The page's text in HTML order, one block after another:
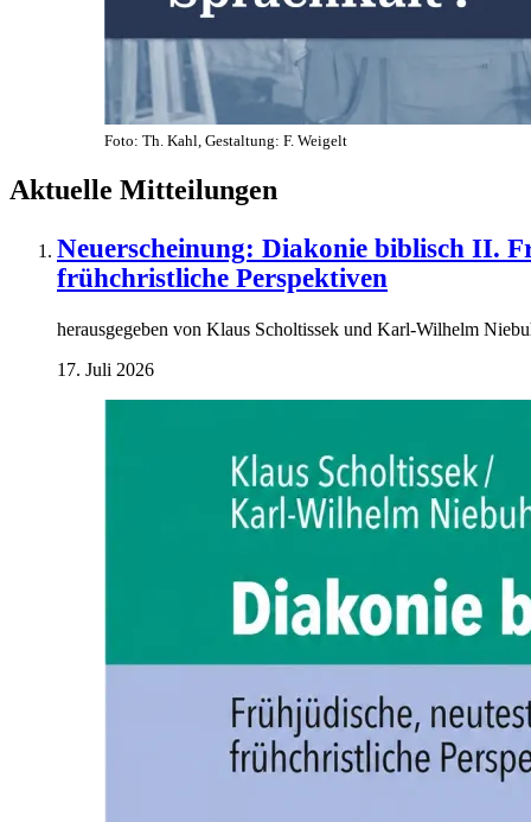
Foto: Th. Kahl, Gestaltung: F. Weigelt
Aktuelle Mitteilungen
Neuerscheinung: Diakonie biblisch II.
frühchristliche Perspektiven
herausgegeben von Klaus Scholtissek und Karl-Wilhelm
17. Juli 2026